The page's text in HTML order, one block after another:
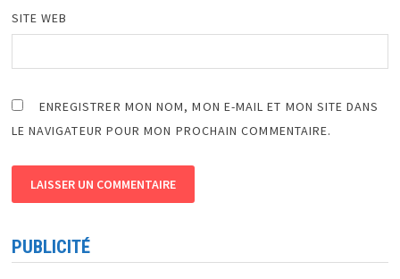
SITE WEB
ENREGISTRER MON NOM, MON E-MAIL ET MON SITE DANS
LE NAVIGATEUR POUR MON PROCHAIN COMMENTAIRE.
PUBLICITÉ